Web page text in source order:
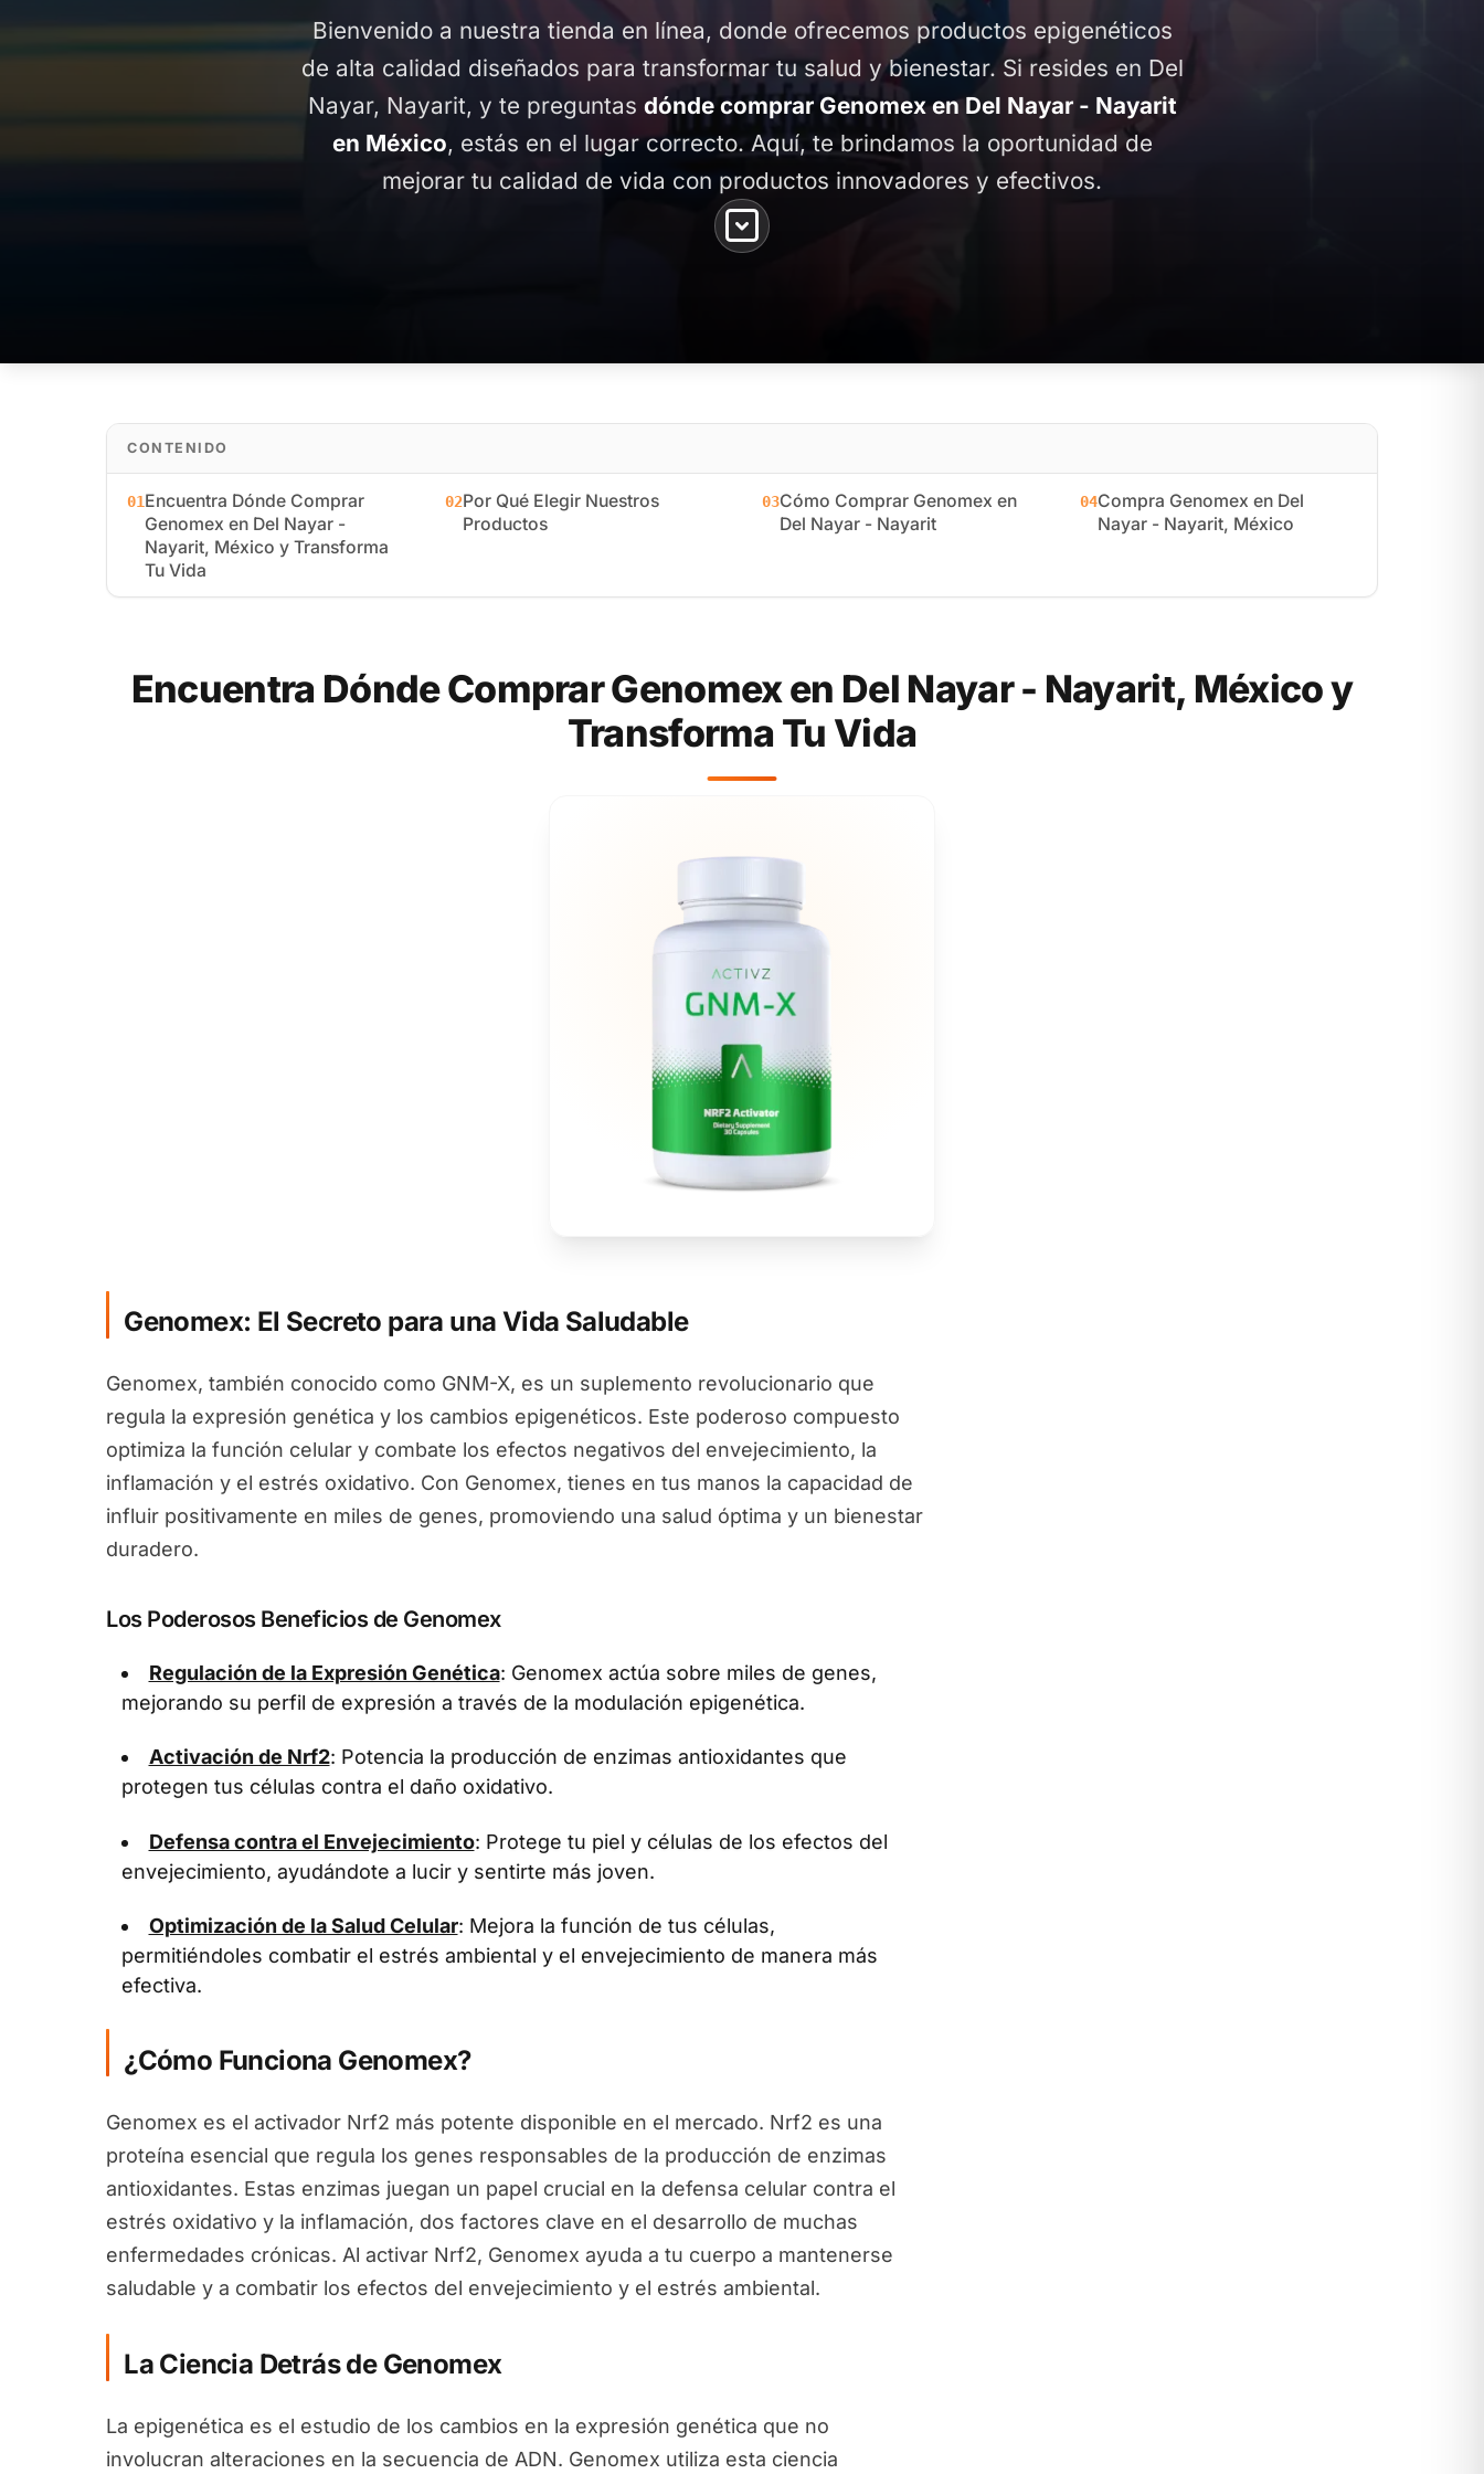
Bienvenido a nuestra tienda en línea, donde ofrecemos productos epigenéticos
de alta calidad diseñados para transformar tu salud y bienestar. Si resides en Del
Nayar, Nayarit, y te preguntas dónde comprar Genomex en Del Nayar - Nayarit
en México, estás en el lugar correcto. Aquí, te brindamos la oportunidad de
mejorar tu calidad de vida con productos innovadores y efectivos.
CONTENIDO
01Encuentra Dónde Comprar
Genomex en Del Nayar -
Nayarit, México y Transforma
Tu Vida
02Por Qué Elegir Nuestros
Productos
03Cómo Comprar Genomex en
Del Nayar - Nayarit
04Compra Genomex en Del
Nayar - Nayarit, México
Encuentra Dónde Comprar Genomex en Del Nayar - Nayarit, México y
Transforma Tu Vida
Genomex: El Secreto para una Vida Saludable
Genomex, también conocido como GNM-X, es un suplemento revolucionario que
regula la expresión genética y los cambios epigenéticos. Este poderoso compuesto
optimiza la función celular y combate los efectos negativos del envejecimiento, la
inflamación y el estrés oxidativo. Con Genomex, tienes en tus manos la capacidad de
influir positivamente en miles de genes, promoviendo una salud óptima y un bienestar
duradero.
Los Poderosos Beneficios de Genomex
Regulación de la Expresión Genética: Genomex actúa sobre miles de genes,
mejorando su perfil de expresión a través de la modulación epigenética.
Activación de Nrf2: Potencia la producción de enzimas antioxidantes que
protegen tus células contra el daño oxidativo.
Defensa contra el Envejecimiento: Protege tu piel y células de los efectos del
envejecimiento, ayudándote a lucir y sentirte más joven.
Optimización de la Salud Celular: Mejora la función de tus células,
permitiéndoles combatir el estrés ambiental y el envejecimiento de manera más
efectiva.
¿Cómo Funciona Genomex?
Genomex es el activador Nrf2 más potente disponible en el mercado. Nrf2 es una
proteína esencial que regula los genes responsables de la producción de enzimas
antioxidantes. Estas enzimas juegan un papel crucial en la defensa celular contra el
estrés oxidativo y la inflamación, dos factores clave en el desarrollo de muchas
enfermedades crónicas. Al activar Nrf2, Genomex ayuda a tu cuerpo a mantenerse
saludable y a combatir los efectos del envejecimiento y el estrés ambiental.
La Ciencia Detrás de Genomex
La epigenética es el estudio de los cambios en la expresión genética que no
involucran alteraciones en la secuencia de ADN. Genomex utiliza esta ciencia